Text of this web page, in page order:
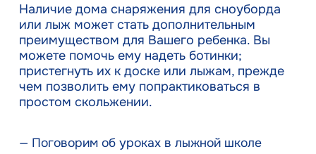
Наличие дома снаряжения для сноуборда
или лыж может стать дополнительным
преимуществом для Вашего ребенка. Вы
можете помочь ему надеть ботинки;
пристегнуть их к доске или лыжам, прежде
чем позволить ему попрактиковаться в
простом скольжении.
— Поговорим об уроках в лыжной школе